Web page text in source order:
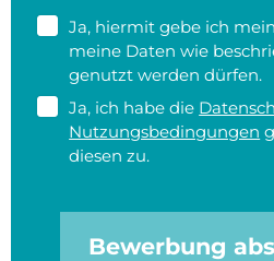
Ja, hiermit gebe ich
meine Daten wie
genutzt werden dürfen.
Ja, ich habe die
Nutzungsbedingungen
diesen zu.
Bewerbung